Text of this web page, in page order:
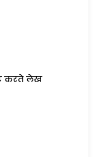
करते लेख